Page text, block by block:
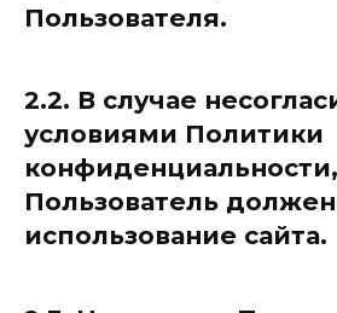
Пользователя.
2.2. В случае
условиями Политики
конфиденциальности,
Пользователь
использование сайта.